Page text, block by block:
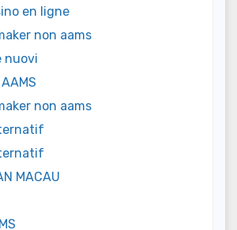
en ligne
non aams
nuovi
non aams
MACAU